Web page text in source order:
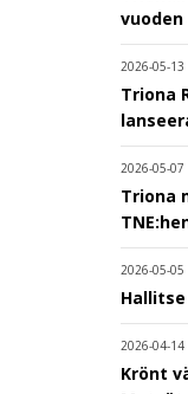
2026-05-13
Triona
2026-05-07
Triona
2026-05-05
2026-04-14
Krönt